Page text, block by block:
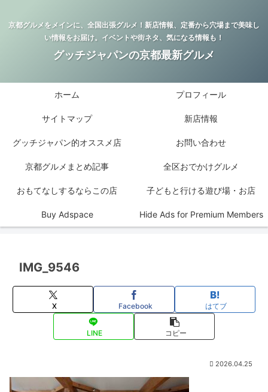
京都グルメをメインに、全国出張グルメ！新店情報、定番から穴場まで美味し
い情報をお届け。イベントや街ネタ、気になる情報も！
グッチジャパンの京都最新グルメ
ホーム プロフィール
サイトマップ 新店情報
グッチジャパン的オススメ店 お問い合わせ
京都グルメまとめ記事 全区おでかけグルメ
おもてなしするならこの店 子どもと行ける遊び場・お店
Buy Adspace Hide Ads for Premium Members
IMG_9546
X Facebook はてブ
LINE コピー
2026.04.25